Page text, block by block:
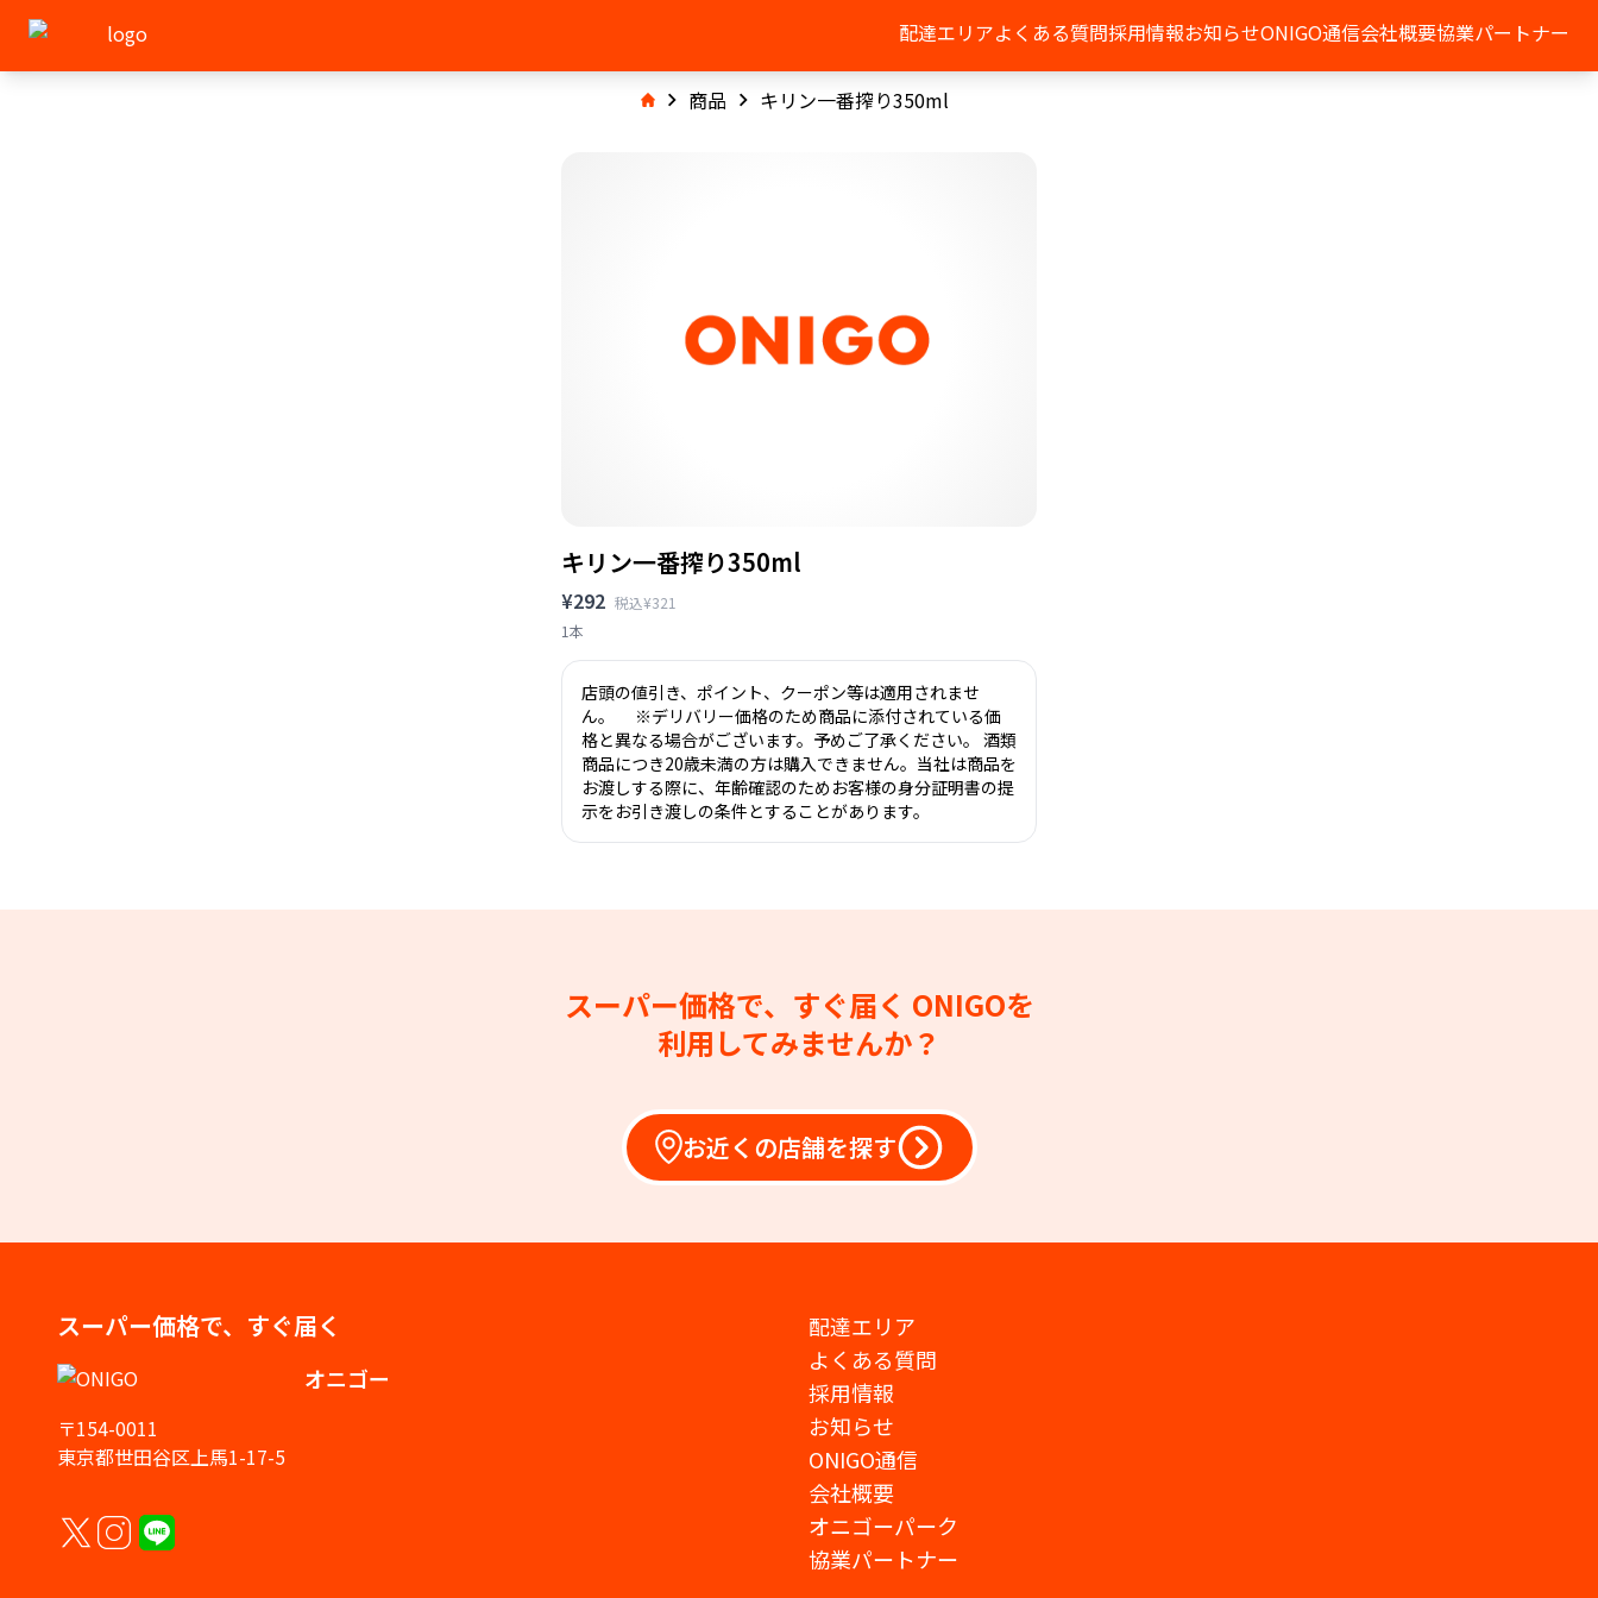
配達エリアよくある質問採用情報お知らせONIGO通信会社概要協業パートナー
商品 キリン一番搾り350ml
キリン一番搾り350ml
¥292 税込¥321
1本
店頭の値引き、ポイント、クーポン等は適用されませ
ん。 ※デリバリー価格のため商品に添付されている価
格と異なる場合がございます。予めご了承ください。 酒類
商品につき20歳未満の方は購入できません。当社は商品を
お渡しする際に、年齢確認のためお客様の身分証明書の提
示をお引き渡しの条件とすることがあります。
スーパー価格で、すぐ届く ONIGOを
利用してみませんか？
お近くの店舗を探す
スーパー価格で、すぐ届く
オニゴー
〒154-0011
東京都世田谷区上馬1-17-5
配達エリア
よくある質問
採用情報
お知らせ
ONIGO通信
会社概要
オニゴーパーク
協業パートナー